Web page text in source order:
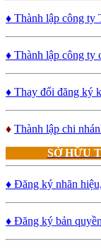
♦ Thành lập công ty
♦ Thành lập công ty
♦ Thay đổi đăng ký
♦ Thành lập chi
SỞ HỮU
♦ Đăng ký nhãn
♦ Đăng ký bản